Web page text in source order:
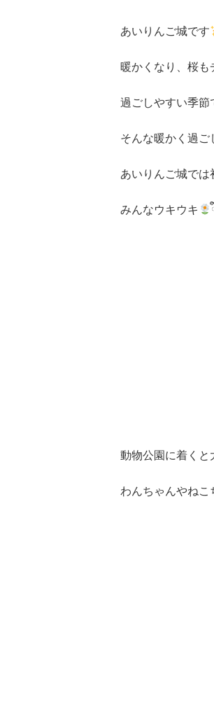
あいりんご城です
暖かくなり、桜も
過ごしやすい季節
そんな暖かく過ご
あいりんご城では
みんなウキウキ
動物公園に着くと
わんちゃんやねこ